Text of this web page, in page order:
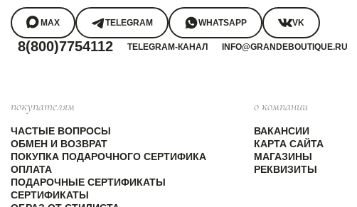
MAX TELEGRAM WHATSAPP VK
8(800)7754112 TELEGRAM-КАНАЛ INFO@GRANDEBOUTIQUE.RU
покупателям
ЧАСТЫЕ ВОПРОСЫ
ОБМЕН И ВОЗВРАТ
ПОКУПКА ПОДАРОЧНОГО СЕРТИФИКА
ОПЛАТА
ПОДАРОЧНЫЕ СЕРТИФИКАТЫ
СЕРТИФИКАТЫ
о компании
ВАКАНСИИ
КАРТА САЙТА
МАГАЗИНЫ
РЕКВИЗИТЫ